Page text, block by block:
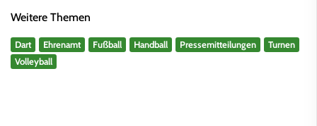
Weitere Themen
Dart Ehrenamt Fußball Handball Pressemitteilungen
Turnen
Volleyball